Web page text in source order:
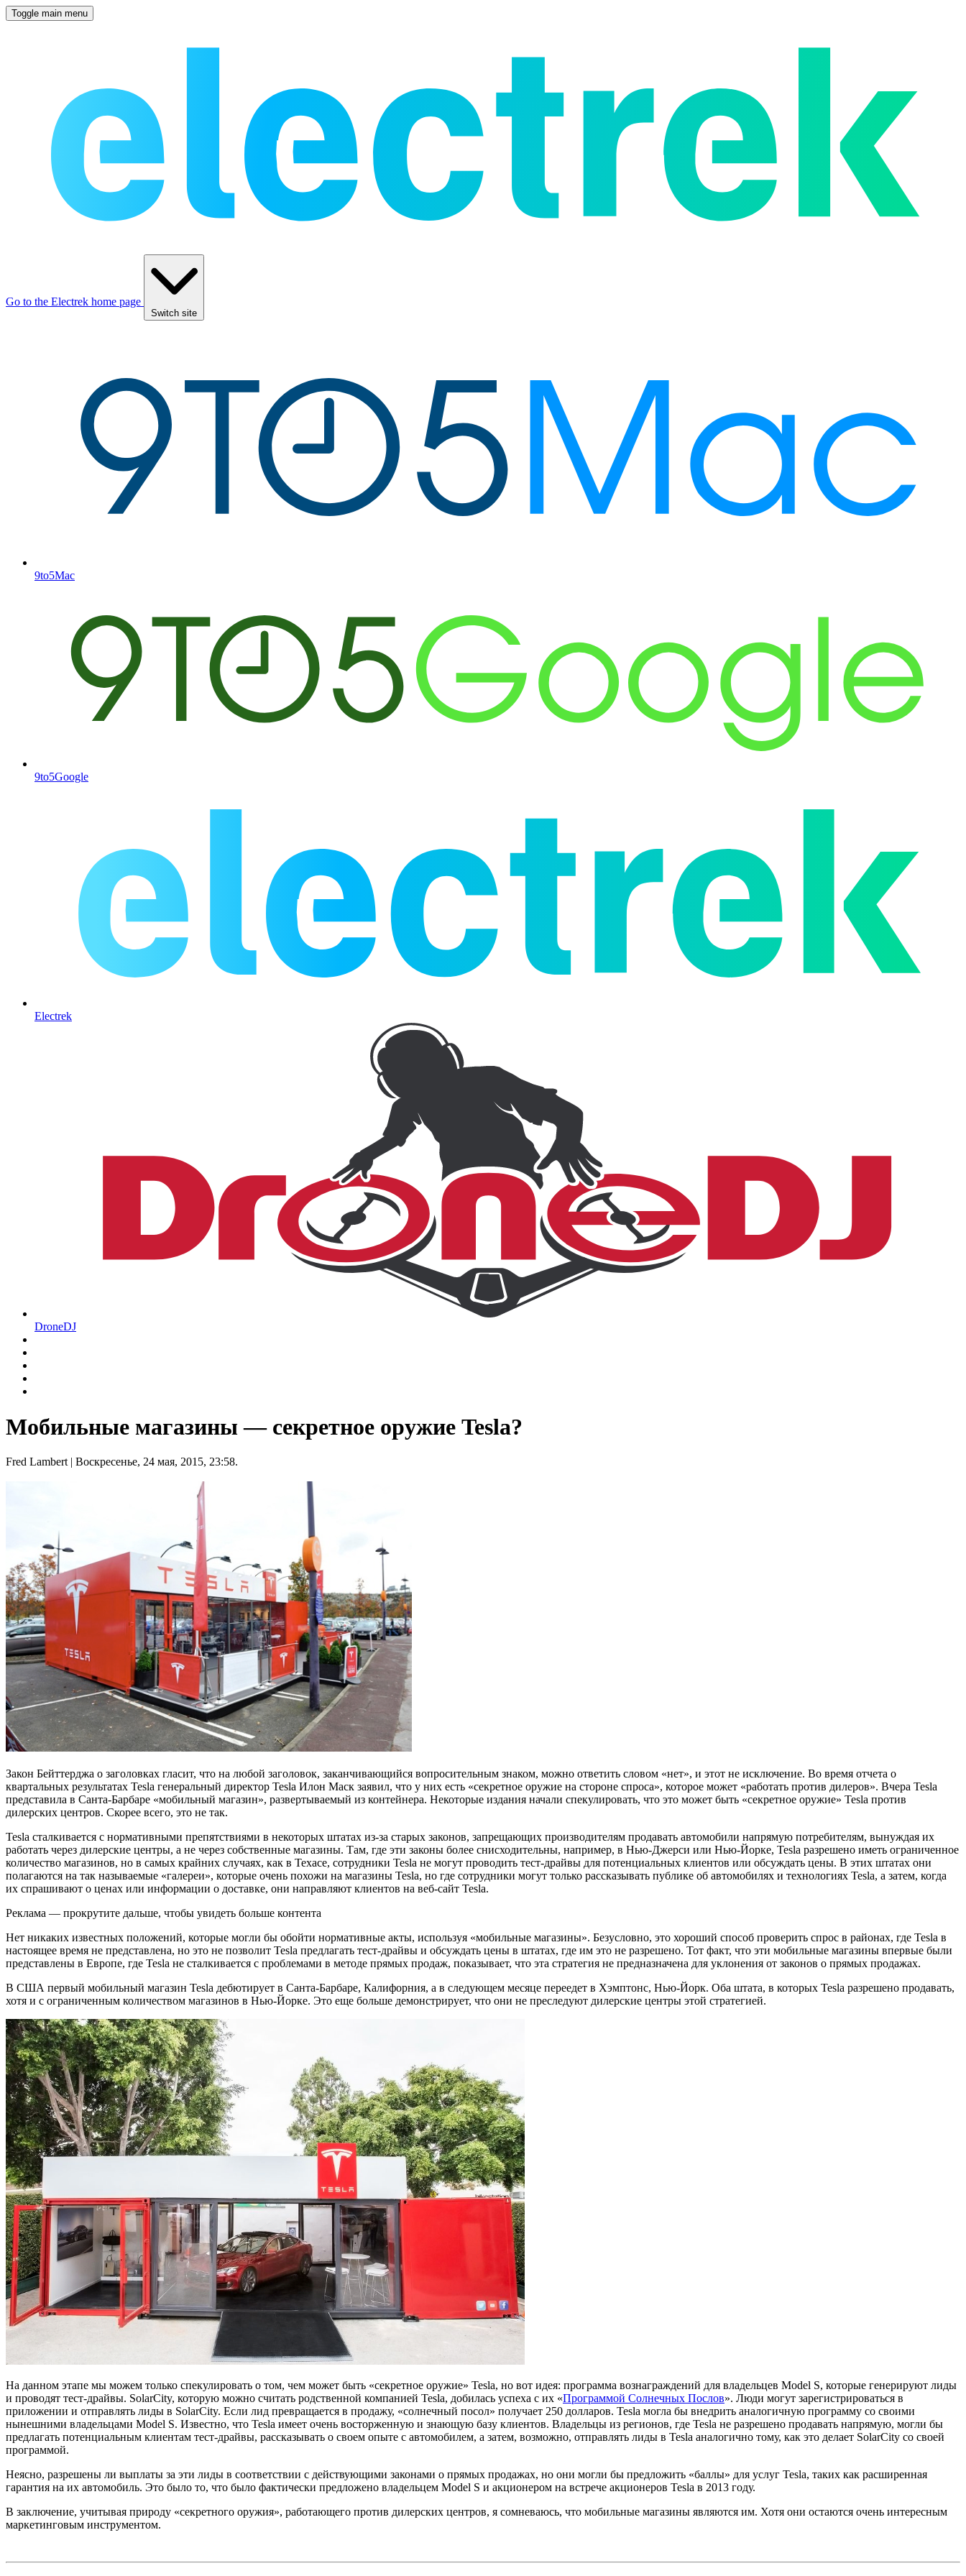
Toggle main menu
Go to the Electrek home page
Switch site
9to5Mac
9to5Google
Electrek
DroneDJ
Мобильные магазины — секретное оружие Tesla?
Fred Lambert | Воскресенье, 24 мая, 2015, 23:58.
Закон Бейттерджа о заголовках гласит, что на любой заголовок, заканчивающийся вопросительным знаком, можно ответить словом «нет», и этот не исключение. Во время отчета о
квартальных результатах Tesla генеральный директор Tesla Илон Маск заявил, что у них есть «секретное оружие на стороне спроса», которое может «работать против дилеров». Вчера Tesla
представила в Санта-Барбаре «мобильный магазин», развертываемый из контейнера. Некоторые издания начали спекулировать, что это может быть «секретное оружие» Tesla против
дилерских центров. Скорее всего, это не так.
Tesla сталкивается с нормативными препятствиями в некоторых штатах из-за старых законов, запрещающих производителям продавать автомобили напрямую потребителям, вынуждая их
работать через дилерские центры, а не через собственные магазины. Там, где эти законы более снисходительны, например, в Нью-Джерси или Нью-Йорке, Tesla разрешено иметь ограниченное
количество магазинов, но в самых крайних случаях, как в Техасе, сотрудники Tesla не могут проводить тест-драйвы для потенциальных клиентов или обсуждать цены. В этих штатах они
полагаются на так называемые «галереи», которые очень похожи на магазины Tesla, но где сотрудники могут только рассказывать публике об автомобилях и технологиях Tesla, а затем, когда
их спрашивают о ценах или информации о доставке, они направляют клиентов на веб-сайт Tesla.
Реклама — прокрутите дальше, чтобы увидеть больше контента
Нет никаких известных положений, которые могли бы обойти нормативные акты, используя «мобильные магазины». Безусловно, это хороший способ проверить спрос в районах, где Tesla в
настоящее время не представлена, но это не позволит Tesla предлагать тест-драйвы и обсуждать цены в штатах, где им это не разрешено. Тот факт, что эти мобильные магазины впервые были
представлены в Европе, где Tesla не сталкивается с проблемами в методе прямых продаж, показывает, что эта стратегия не предназначена для уклонения от законов о прямых продажах.
В США первый мобильный магазин Tesla дебютирует в Санта-Барбаре, Калифорния, а в следующем месяце переедет в Хэмптонс, Нью-Йорк. Оба штата, в которых Tesla разрешено продавать,
хотя и с ограниченным количеством магазинов в Нью-Йорке. Это еще больше демонстрирует, что они не преследуют дилерские центры этой стратегией.
На данном этапе мы можем только спекулировать о том, чем может быть «секретное оружие» Tesla, но вот идея: программа вознаграждений для владельцев Model S, которые генерируют лиды
и проводят тест-драйвы. SolarCity, которую можно считать родственной компанией Tesla, добилась успеха с их «Программой Солнечных Послов». Люди могут зарегистрироваться в
приложении и отправлять лиды в SolarCity. Если лид превращается в продажу, «солнечный посол» получает 250 долларов. Tesla могла бы внедрить аналогичную программу со своими
нынешними владельцами Model S. Известно, что Tesla имеет очень восторженную и знающую базу клиентов. Владельцы из регионов, где Tesla не разрешено продавать напрямую, могли бы
предлагать потенциальным клиентам тест-драйвы, рассказывать о своем опыте с автомобилем, а затем, возможно, отправлять лиды в Tesla аналогично тому, как это делает SolarCity со своей
программой.
Неясно, разрешены ли выплаты за эти лиды в соответствии с действующими законами о прямых продажах, но они могли бы предложить «баллы» для услуг Tesla, таких как расширенная
гарантия на их автомобиль. Это было то, что было фактически предложено владельцем Model S и акционером на встрече акционеров Tesla в 2013 году.
В заключение, учитывая природу «секретного оружия», работающего против дилерских центров, я сомневаюсь, что мобильные магазины являются им. Хотя они остаются очень интересным
маркетинговым инструментом.